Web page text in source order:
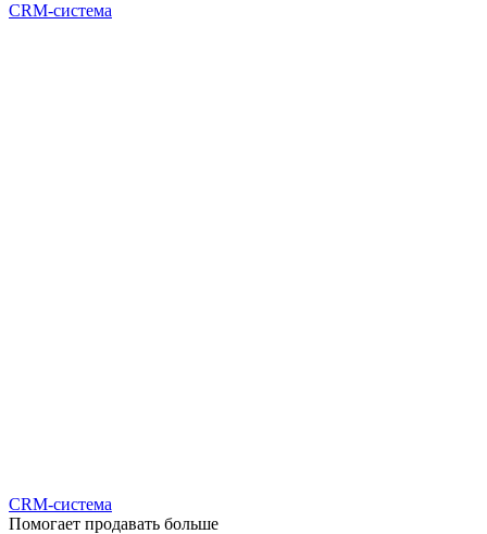
CRM-система
CRM-система
Помогает продавать больше